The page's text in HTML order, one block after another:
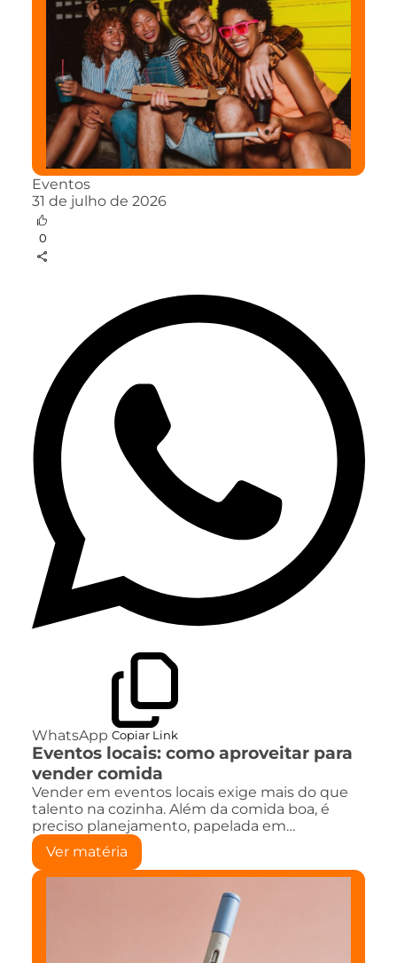
Eventos
31 de julho de 2026
0
WhatsApp Copiar Link
Eventos locais: como aproveitar para
vender comida
Vender em eventos locais exige mais do que
talento na cozinha. Além da comida boa, é
preciso planejamento, papelada em…
Ver matéria